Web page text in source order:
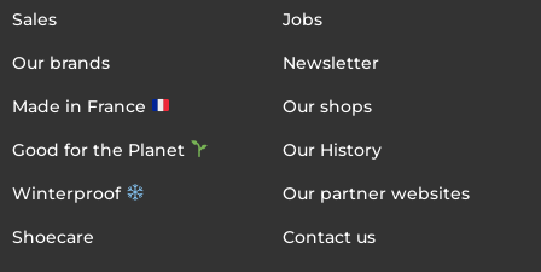
Sales
Our brands
Made in France
Good for the Planet
Winterproof
Shoecare
Jobs
Newsletter
Our shops
Our History
Our partner websites
Contact us